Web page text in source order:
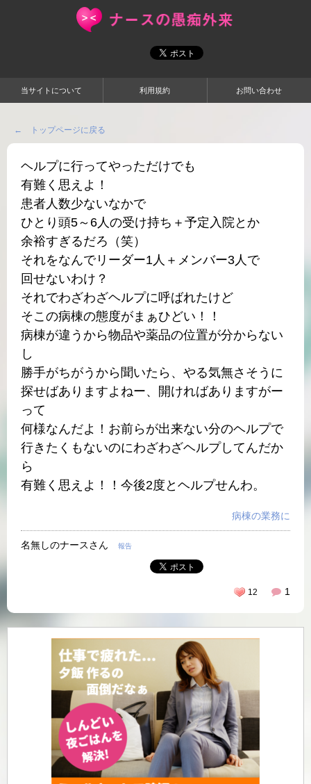
当サイトについて 利用規約 お問い合わせ
← トップページに戻る
ヘルプに行ってやっただけでも
有難く思えよ！
患者人数少ないなかで
ひとり頭5～6人の受け持ち＋予定入院とか
余裕すぎるだろ（笑）
それをなんでリーダー1人＋メンバー3人で
回せないわけ？
それでわざわざヘルプに呼ばれたけど
そこの病棟の態度がまぁひどい！！
病棟が違うから物品や薬品の位置が分からない
し
勝手がちがうから聞いたら、やる気無さそうに
探せばありますよねー、開ければありますがー
って
何様なんだよ！お前らが出来ない分のヘルプで
行きたくもないのにわざわざヘルプしてんだか
ら
有難く思えよ！！今後2度とヘルプせんわ。
病棟の業務に
名無しのナースさん 報告
1
12